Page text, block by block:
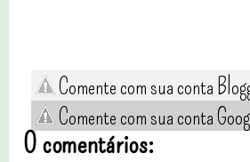
Comente com sua conta
Comente com sua conta
0 comentários: